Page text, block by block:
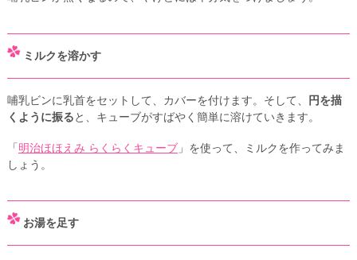
ミルクを溶かす
哺乳ビンに乳首をセットして、カバーを付けます。そして、
円を描
くように振ると、キューブがすばやく簡単に溶けていきます。
「 明治ほほえみ らくらくキューブ」を使って、ミルクを作ってみま
しょう。
お湯を足す